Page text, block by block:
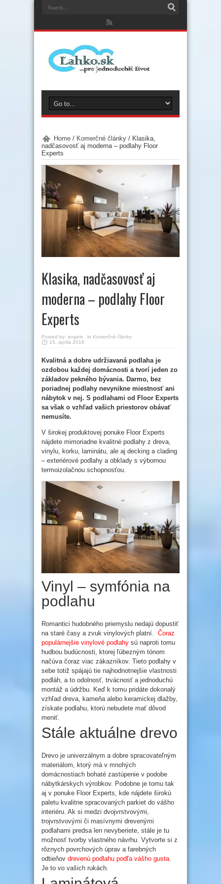
Home / Komerčné články / Klasika,
nadčasovosť aj moderna – podlahy Floor
Experts
Klasika, nadčasovosť aj
moderna – podlahy Floor
Experts
Posted by: angelo in Komerčné články
15. apríla 2016
Kvalitná a dobre udržiavaná podlaha je
ozdobou každej domácnosti a tvorí jeden zo
základov pekného bývania. Darmo, bez
poriadnej podlahy nevynikne miestnosť ani
nábytok v nej. S podlahami od Floor Experts
sa však o vzhľad vašich priestorov obávať
nemusíte.
V širokej produktovej ponuke Floor Experts
nájdete mimoriadne kvalitné podlahy z dreva,
vinylu, korku, laminátu, ale aj decking a clading
– exteriérové podlahy a obklady s výbornou
termoizolačnou schopnosťou.
Vinyl – symfónia na
podlahu
Romantici hudobného priemyslu nedajú dopustiť
na staré časy a zvuk vinylových platní. Čoraz
populárnejšie vinylové podlahy sú naproti tomu
hudbou budúcnosti, ktorej ľúbezným tónom
načúva čoraz viac zákazníkov. Tieto podlahy v
sebe totiž spájajú tie najhodnotnejšie vlastnosti
podláh, a to odolnosť, trvácnosť a jednoduchú
montáž a údržbu. Keď k tomu pridáte dokonalý
vzhľad dreva, kameňa alebo keramickej dlažby,
získate podlahu, ktorú nebudete mať dôvod
meniť.
Stále aktuálne drevo
Drevo je univerzálnym a dobre spracovateľným
materiálom, ktorý má v mnohých
domácnostiach bohaté zastúpenie v podobe
nábytkárskych výrobkov. Podobne je tomu tak
aj v ponuke Floor Experts, kde nájdete širokú
paletu kvalitne spracovaných parkiet do vášho
interiéru. Ak si medzi dvojvrstvovými,
trojvrstvovými či masívnymi drevenými
podlahami predsa len nevyberiete, stále je tu
možnosť tvorby vlastného návrhu. Vytvorte si z
rôznych povrchových úprav a farebných
odtieňov drevenú podlahu podľa vášho gusta.
Je to vo vašich rukách.